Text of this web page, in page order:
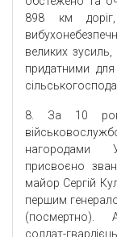
898 км
великих
придатними
8. За 10
нагородами
присвоєно
майор Сергій
першим
(посмертно).
солдат-